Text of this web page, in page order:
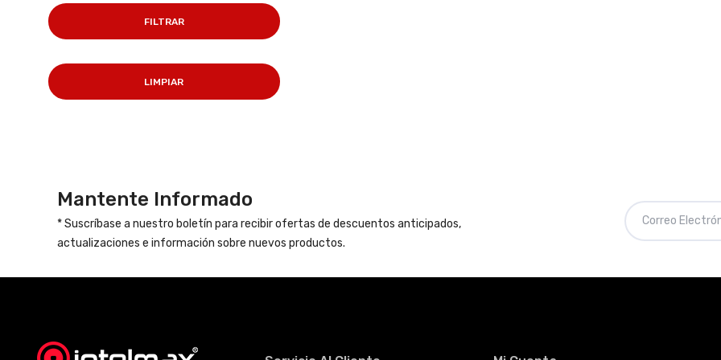
FILTRAR
LIMPIAR
Mantente Informado
* Suscríbase a nuestro boletín para recibir ofertas de descuentos anticipados,
actualizaciones e información sobre nuevos productos.